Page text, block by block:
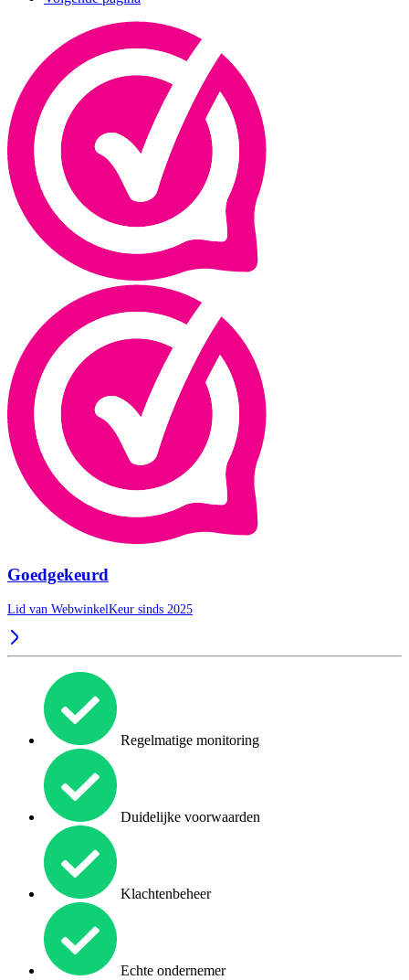
Goedgekeurd
Lid van WebwinkelKeur sinds 2025
Regelmatige monitoring
Duidelijke voorwaarden
Klachtenbeheer
Echte ondernemer